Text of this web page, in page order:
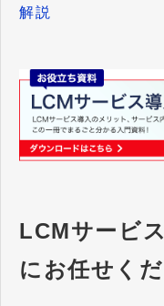
解説
LCMサービ
にお任せく